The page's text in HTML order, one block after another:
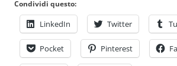
Condividi questo:
LinkedIn Twitter
Pocket Pinterest